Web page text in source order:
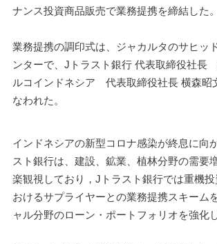
ナンス投資商品販売で業務提携を締結した。
業務提携の調印式は、ジャカルタのサヒッ
ンターで、Jトラスト銀行 代表取締役社長
ルコインドネシア　代表取締役社長 横森昭
なわれた。
インドネシアの新型コロナ感染が終息に向
スト銀行は、建設、鉱業、植林分野の需要
楽観視しており，Jトラスト銀行では重機
おけるサプライヤーとの業務提携スキーム
ャル分野のローン・ポートフォリオを強化